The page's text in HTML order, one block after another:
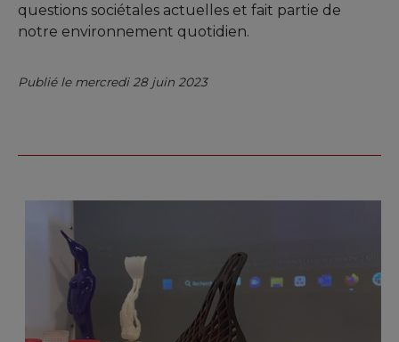
questions sociétales actuelles et fait partie de
notre environnement quotidien.
Publié le mercredi 28 juin 2023